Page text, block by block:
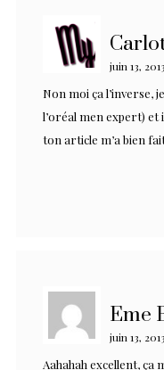
juin 13, 2013
Non moi ça l’inverse,
l’oréal men expert) et
ton article m’a bien
Eme
juin 13, 2013
Aahahah excellent, ça